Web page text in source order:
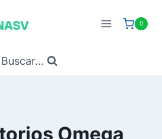
0
Buscar...
Omega